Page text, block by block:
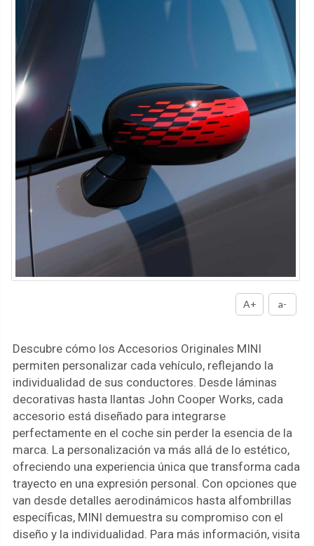
A+ a-
Descubre cómo los Accesorios Originales MINI
permiten personalizar cada vehículo, reflejando la
individualidad de sus conductores. Desde láminas
decorativas hasta llantas John Cooper Works, cada
accesorio está diseñado para integrarse
perfectamente en el coche sin perder la esencia de la
marca. La personalización va más allá de lo estético,
ofreciendo una experiencia única que transforma cada
trayecto en una expresión personal. Con opciones que
van desde detalles aerodinámicos hasta alfombrillas
específicas, MINI demuestra su compromiso con el
diseño y la individualidad. Para más información, visita